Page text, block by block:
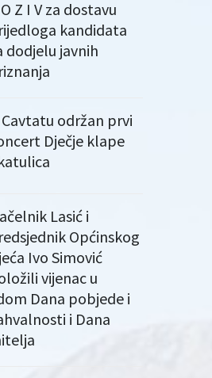
Z I V za dostavu
kandidata
dodjelu javnih
Cavtatu održan prvi
Dječje klape
Lasić i
Općinskog
Ivo Simović
vijenac u
Dana pobjede i
i Dana